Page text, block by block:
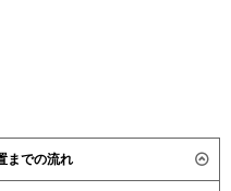
までの流れ